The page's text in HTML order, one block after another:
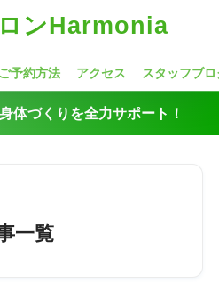
ンHarmonia
ご予約方法 アクセス スタッフブロ
体づくりを全力サポート！
一覧